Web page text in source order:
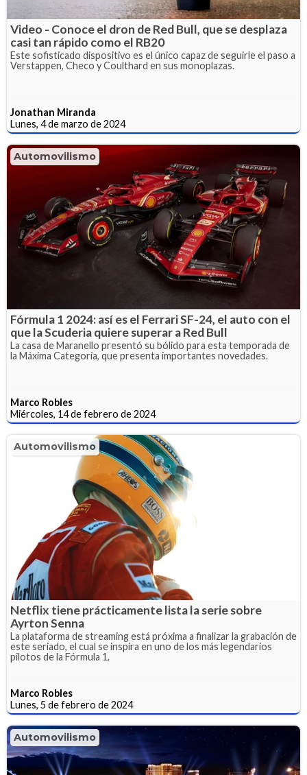
Video - Conoce el dron de Red Bull, que se desplaza
casi tan rápido como el RB20
Este sofisticado dispositivo es el único capaz de seguirle el paso a
Verstappen, Checo y Coulthard en sus monoplazas.
Jonathan Miranda
Lunes, 4 de marzo de 2024
Automovilismo
Fórmula 1 2024: así es el Ferrari SF-24, el auto con el
que la Scuderia quiere superar a Red Bull
La casa de Maranello presentó su bólido para esta temporada de
la Máxima Categoría, que presenta importantes novedades.
Marco Robles
Miércoles, 14 de febrero de 2024
Automovilismo
Netflix tiene prácticamente lista la serie sobre
Ayrton Senna
La plataforma de streaming está próxima a finalizar la grabación de
este seriado, el cual se inspira en uno de los más legendarios
pilotos de la Fórmula 1.
Marco Robles
Lunes, 5 de febrero de 2024
Automovilismo